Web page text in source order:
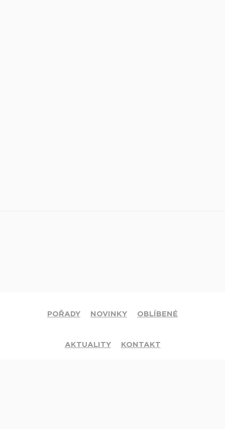
POŘADY NOVINKY OBLÍBENÉ
AKTUALITY KONTAKT